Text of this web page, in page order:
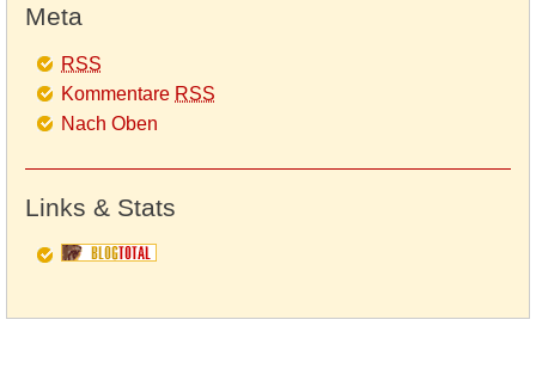
Meta
RSS
Kommentare RSS
Nach Oben
Links & Stats